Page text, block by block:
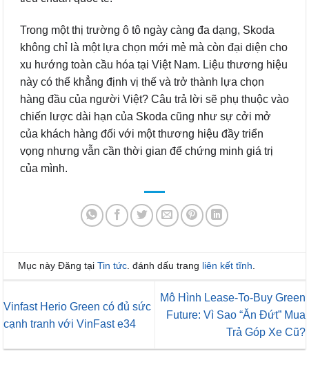
Trong một thị trường ô tô ngày càng đa dạng, Skoda
không chỉ là một lựa chọn mới mẻ mà còn đại diện cho
xu hướng toàn cầu hóa tại Việt Nam. Liệu thương hiệu
này có thể khẳng định vị thế và trở thành lựa chọn
hàng đầu của người Việt? Câu trả lời sẽ phụ thuộc vào
chiến lược dài hạn của Skoda cũng như sự cởi mở
của khách hàng đối với một thương hiệu đầy triển
vọng nhưng vẫn cần thời gian để chứng minh giá trị
của mình.
Mục này Đăng tại Tin tức. đánh dấu trang liên kết tĩnh.
Vinfast Herio Green có đủ sức
cạnh tranh với VinFast e34
Mô Hình Lease-To-Buy Green
Future: Vì Sao “Ăn Đứt” Mua
Trả Góp Xe Cũ?